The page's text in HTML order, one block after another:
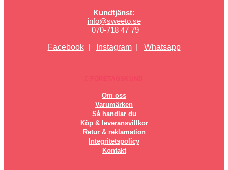
Kundtjänst:
info@sweeto.se
070-718 47 79
Facebook| Instagram| Whatsapp
Om oss
Varumärken
Så handlar du
Köp & leveransvillkor
Retur & reklamation
Integritetspolicy
Kontakt